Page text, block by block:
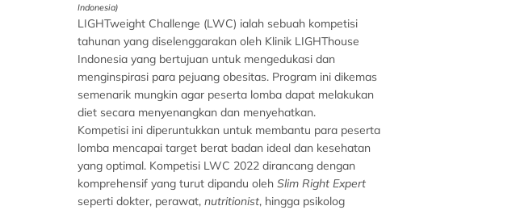
Indonesia)
LIGHTweight Challenge (LWC) ialah sebuah kompetisi
tahunan yang diselenggarakan oleh Klinik LIGHThouse
Indonesia yang bertujuan untuk mengedukasi dan
menginspirasi para pejuang obesitas. Program ini dikemas
semenarik mungkin agar peserta lomba dapat melakukan
diet secara menyenangkan dan menyehatkan.
Kompetisi ini diperuntukkan untuk membantu para peserta
lomba mencapai target berat badan ideal dan kesehatan
yang optimal. Kompetisi LWC 2022 dirancang dengan
komprehensif yang turut dipandu oleh Slim Right Expert
seperti dokter, perawat, nutritionist, hingga psikolog